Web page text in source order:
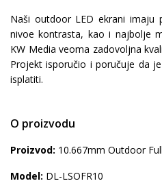
Naši outdoor LED ekrani imaju
nivoe kontrasta, kao i najbolje
KW Media veoma zadovoljna
Projekt isporučio i poručuje da
isplatiti.
O proizvodu
Proizvod: 10.667mm Outdoor
Model: DL-LSOFR10